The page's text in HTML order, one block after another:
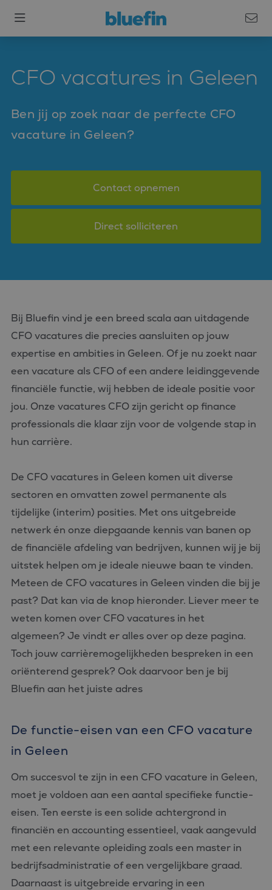
CFO vacatures in Geleen
Ben jij op zoek naar de perfecte CFO
vacature in Geleen?
Contact opnemen
Direct solliciteren
Bij Bluefin vind je een breed scala aan uitdagende
CFO vacatures die precies aansluiten op jouw
expertise en ambities in Geleen. Of je nu zoekt naar
een vacature als CFO of een andere leidinggevende
financiële functie, wij hebben de ideale positie voor
jou. Onze vacatures CFO zijn gericht op finance
professionals die klaar zijn voor de volgende stap in
hun carrière.
De CFO vacatures in Geleen komen uit diverse
sectoren en omvatten zowel permanente als
tijdelijke (interim) posities. Met ons uitgebreide
netwerk én onze diepgaande kennis van banen op
de financiële afdeling van bedrijven, kunnen wij je bij
uitstek helpen om je ideale nieuwe baan te vinden.
Meteen de CFO vacatures in Geleen vinden die bij je
past? Dat kan via de knop hieronder. Liever meer te
weten komen over CFO vacatures in het
algemeen? Je vindt er alles over op deze pagina.
Toch jouw carrièremogelijkheden bespreken in een
oriënterend gesprek? Ook daarvoor ben je bij
Bluefin aan het juiste adres
De functie-eisen van een CFO vacature
in Geleen
Om succesvol te zijn in een CFO vacature in Geleen,
moet je voldoen aan een aantal specifieke functie-
eisen. Ten eerste is een solide achtergrond in
financiën en accounting essentieel, vaak aangevuld
met een relevante opleiding zoals een master in
bedrijfsadministratie of een vergelijkbare graad.
Daarnaast is uitgebreide ervaring in een